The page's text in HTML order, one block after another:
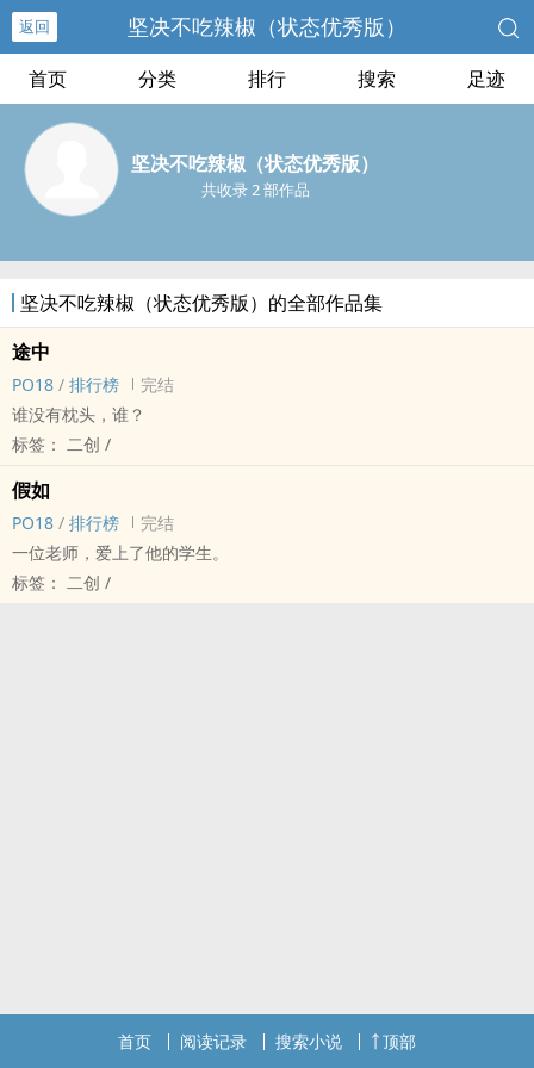
返回 坚决不吃辣椒（状态优秀版）
首页 分类 排行 搜索 足迹
坚决不吃辣椒（状态优秀版）
共收录 2 部作品
坚决不吃辣椒（状态优秀版）的全部作品集
途中
PO18 / 排行榜
完结
谁没有枕头，谁？
标签： 二创 /
假如
PO18 / 排行榜
完结
一位老师，爱上了他的学生。
标签： 二创 /
首页 阅读记录 搜索小说 顶部